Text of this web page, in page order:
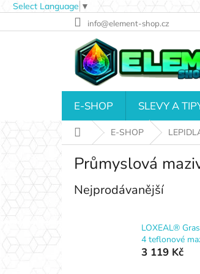
Select Language ▼
na
info@element-shop.cz
E-SHOP SLEVY A
Domů E-SHOP
Průmyslová
Nejprodávanější
LOXEAL®
4 teflonové
3 119 Kč